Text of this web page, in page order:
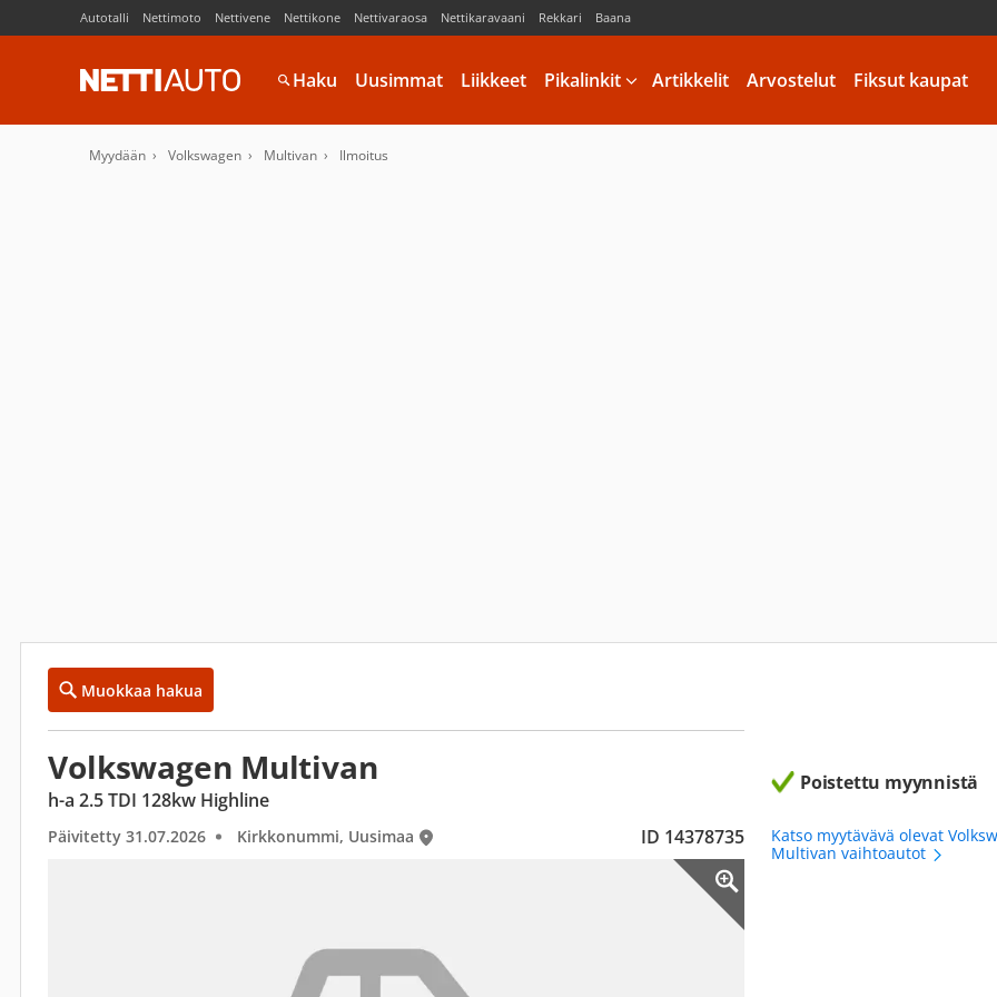
Autotalli Nettimoto Nettivene Nettikone Nettivaraosa Nettikaravaani Rekkari Baana
Haku Uusimmat Liikkeet Pikalinkit Artikkelit Arvostelut Fiksut kaupat
Myydään Volkswagen Multivan Ilmoitus
Muokkaa hakua
Volkswagen Multivan
h-a 2.5 TDI 128kw Highline
Päivitetty 31.07.2026 Kirkkonummi, Uusimaa ID 14378735
Poistettu myynnistä
Katso myytävävä olevat
Multivan vaihtoautot